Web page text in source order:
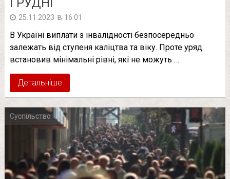
ГРУДНІ
25.11.2023 в 16:01
В Україні виплати з інвалідності безпосередньо
залежать від ступеня каліцтва та віку. Проте уряд
встановив мінімальні рівні, які не можуть …
Детальніше
Суспільство